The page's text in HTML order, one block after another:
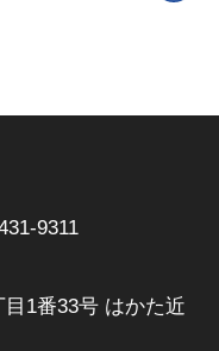
9311
1番33号 はかた近